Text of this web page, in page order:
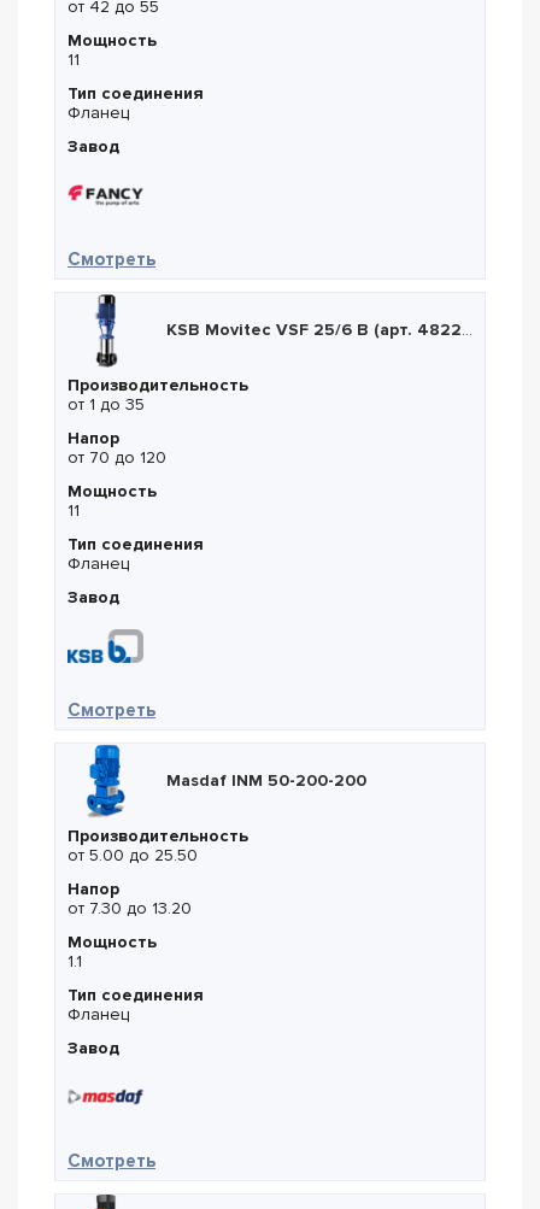
от 42 до 55
Мощность
11
Тип соединения
Фланец
Завод
Смотреть— Fancy FZ 50-200/110
KSB Movitec VSF 25/6 B (арт. 48227378)
Производительность
от 1 до 35
Напор
от 70 до 120
Мощность
11
Тип соединения
Фланец
Завод
Смотреть— KSB Movitec VSF 25/6 B (арт. 48227378)
Masdaf INM 50-200-200
Производительность
от 5.00 до 25.50
Напор
от 7.30 до 13.20
Мощность
1.1
Тип соединения
Фланец
Завод
Смотреть— Masdaf INM 50-200-200